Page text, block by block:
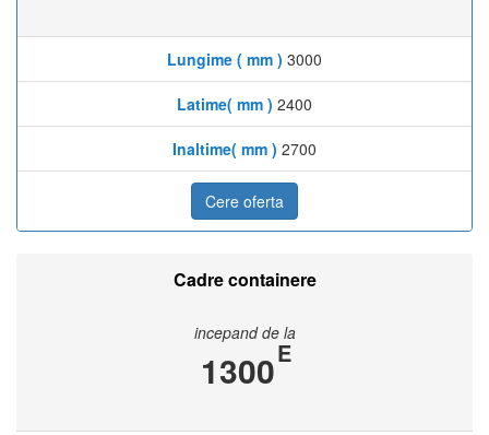
Lungime ( mm ) 3000
Latime( mm ) 2400
Inaltime( mm ) 2700
Cere oferta
Cadre containere
incepand de la
1300E